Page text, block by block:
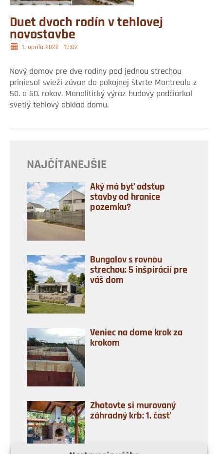
Duet dvoch rodín v tehlovej
novostavbe
1. apríla 2022 13:02
Nový domov pre dve rodiny pod jednou strechou
priniesol svieži závan do pokojnej štvrte Montrealu z
50. a 60. rokov. Monolitický výraz budovy podčiarkol
svetlý tehlový obklad domu.
NAJČÍTANEJŠIE
Aký má byť odstup
stavby od hranice
pozemku?
Bungalov s rovnou
strechou: 5 inšpirácií pre
váš dom
Veniec na dome krok za
krokom
Zhotovte si murovaný
záhradný krb: 1. časť